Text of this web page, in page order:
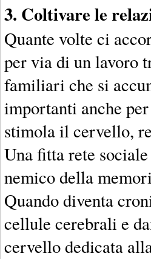
3. Coltivare le
Quante volte ci
per via di un lavoro
familiari che si
importanti anche
stimola il cervello,
Una fitta rete
nemico della
Quando diventa
cellule cerebrali e
cervello dedicata